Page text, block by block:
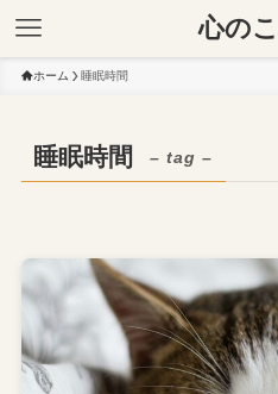
心の
ホーム 睡眠時間
睡眠時間 – tag –